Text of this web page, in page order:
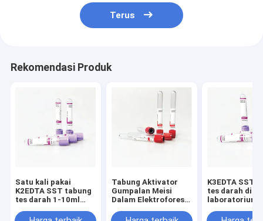
Terus
Rekomendasi Produk
Satu kali pakai
K2EDTA SST tabung
tes darah 1-10ml
Tabung Aktivator
Gumpalan Meisi
Dalam Elektroforesis
K3EDTA SST
tes darah di
laboratorium